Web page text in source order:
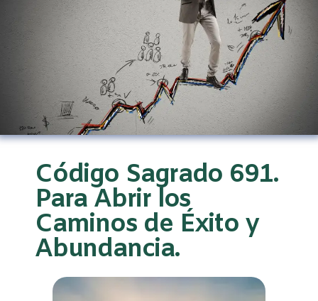
Código Sagrado 691.
Para Abrir los
Caminos de Éxito y
Abundancia.